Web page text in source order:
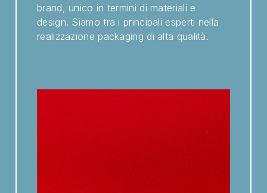
brand, unico in termini di materiali e
design. Siamo tra i principali esperti nella
realizzazione packaging di alta qualità.